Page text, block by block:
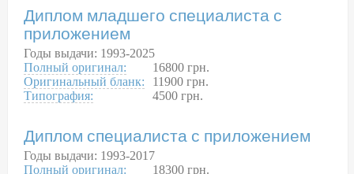
Диплом младшего специалиста с
приложением
Годы выдачи: 1993-2025
Полный оригинал:
Оригинальный бланк:
Типография:
16800 грн.
11900 грн.
4500 грн.
Диплом специалиста с приложением
Годы выдачи: 1993-2017
Полный оригинал:
18300 грн.